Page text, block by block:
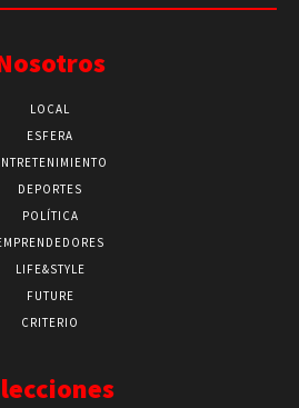
LOCAL
ESFERA
DEPORTES
POLÍTICA
LIFE&STYLE
FUTURE
CRITERIO